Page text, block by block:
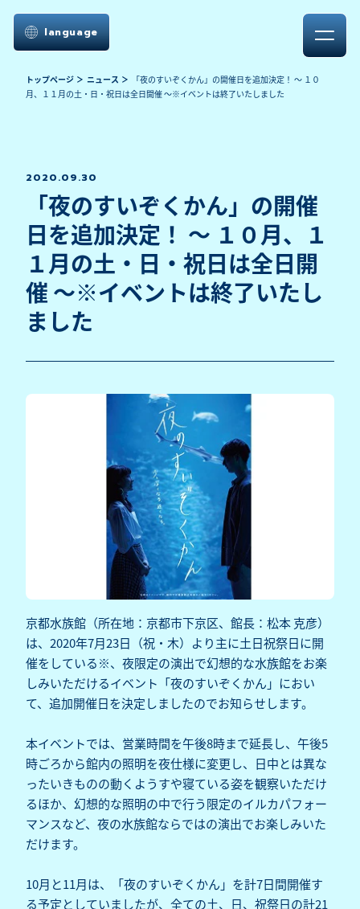
language
トップページ ニュース
「夜のすいぞくかん」の開催日を追加決定！ ～ １０
月、１１月の土・日・祝日は全日開催 ～※イベントは終了いたしました
2020.09.30
「夜のすいぞくかん」の開催
日を追加決定！ ～ １０月、１
１月の土・日・祝日は全日開
催 ～※イベントは終了いたし
ました
京都水族館（所在地：京都市下京区、館長：松本 克彦）
は、2020年7月23日（祝・木）より主に土日祝祭日に開
催をしている※、夜限定の演出で幻想的な水族館をお楽
しみいただけるイベント「夜のすいぞくかん」におい
て、追加開催日を決定しましたのでお知らせします。
本イベントでは、営業時間を午後8時まで延長し、午後5
時ごろから館内の照明を夜仕様に変更し、日中とは異な
ったいきものの動くようすや寝ている姿を観察いただけ
るほか、幻想的な照明の中で行う限定のイルカパフォー
マンスなど、夜の水族館ならではの演出でお楽しみいた
だけます。
10月と11月は、「夜のすいぞくかん」を計7日間開催す
る予定としていましたが、全ての土、日、祝祭日の計21